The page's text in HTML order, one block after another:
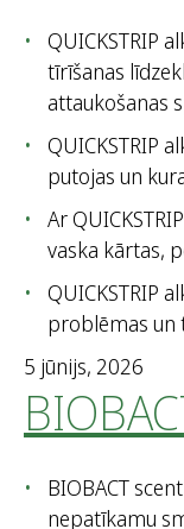
QUICKSTRIP
tīrīšanas
attaukošanas
QUICKSTRIP
putojas un
Ar
vaska kārtas,
QUICKSTRIP
problēmas un
5 jūnijs, 2026
BIOBACT
nepatīkamu